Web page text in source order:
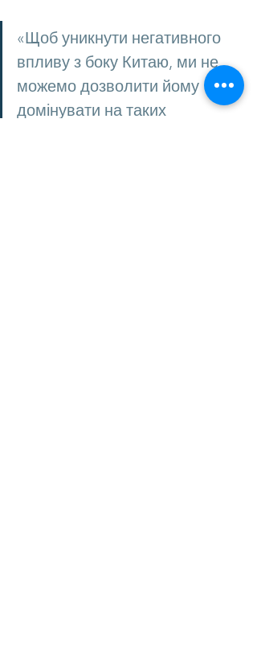
«Щоб уникнути негативного
впливу з боку Китаю, ми не
можемо дозволити йому
домінувати на таких